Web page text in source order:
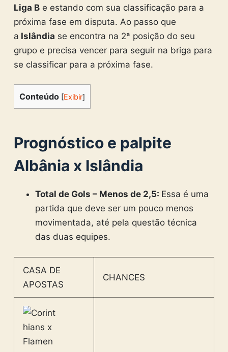
Liga Be estando com sua classificação para a
próxima fase em disputa. Ao passo que
a Islândia se encontra na 2ª posição do seu
grupo e precisa vencer para seguir na briga para
se classificar para a próxima fase.
Conteúdo [Exibir]
Prognóstico e palpite
Albânia x Islândia
Total de Gols – Menos de 2,5: Essa é uma
partida que deve ser um pouco menos
movimentada, até pela questão técnica
das duas equipes.
CASA DE
APOSTAS
CHANCES